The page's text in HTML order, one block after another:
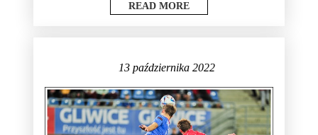
READ MORE
13 października 2022